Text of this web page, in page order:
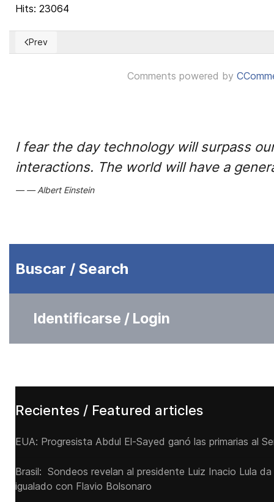
Hits: 23064
Previous article: Cómo subir una imagen a nuestro servidor
Prev
Comments powered by
I fear the day technology will surpass
interactions. The world will have a
Albert Einstein
Buscar / Search
Identificarse / Login
Recientes / Featured articles
EUA: Progresista Abdul El-Sayed ganó las primarias al
Brasil: Sondeos revelan al presidente Luiz Inacio Lula
igualado con Flavio Bolsonaro